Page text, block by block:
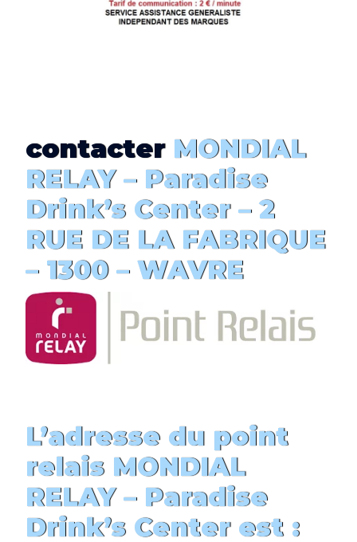
contacterMONDIAL
RELAY – Paradise
Drink’s Center– 2
RUE DE LA FABRIQUE
– 1300 – WAVRE
L’adresse du point
relais MONDIAL
RELAY – Paradise
Drink’s Centerest :